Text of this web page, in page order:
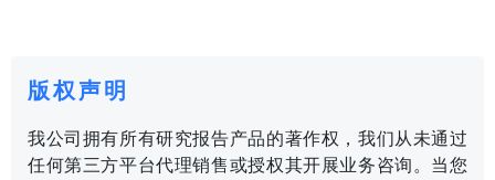
版权声明
我公司拥有所有研究报告产品的著作权，我们从未通过
任何第三方平台代理销售或授权其开展业务咨询。当您